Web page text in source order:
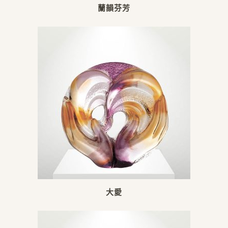
蘭韻芬芳
大愛